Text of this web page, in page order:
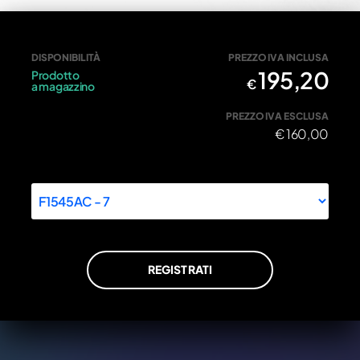
Kit 7 dischi frizione + dischi in acciaio
DISPONIBILITÀ
Prodotto
a magazzino
PREZZO IVA INCLUSA
€195,20
PREZZO IVA ESCLUSA
€160,00
REGISTRATI